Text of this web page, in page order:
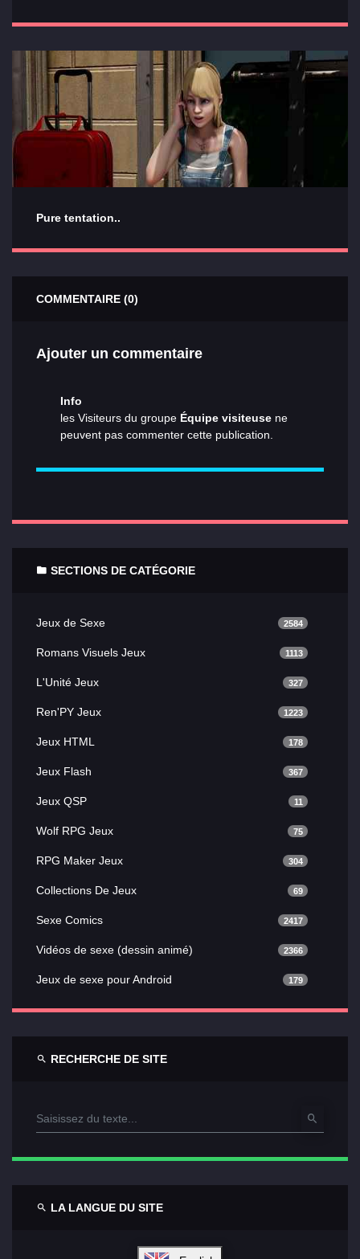
Pure tentation..
COMMENTAIRE (0)
Ajouter un commentaire
Info
les Visiteurs du groupe Équipe visiteuse ne
peuvent pas commenter cette publication.
SECTIONS DE CATÉGORIE
Jeux de Sexe 2584
Romans Visuels Jeux 1113
L'Unité Jeux 327
Ren'PY Jeux 1223
Jeux HTML 178
Jeux Flash 367
Jeux QSP 11
Wolf RPG Jeux 75
RPG Maker Jeux 304
Collections De Jeux 69
Sexe Comics 2417
Vidéos de sexe (dessin animé) 2366
Jeux de sexe pour Android 179
RECHERCHE DE SITE
LA LANGUE DU SITE